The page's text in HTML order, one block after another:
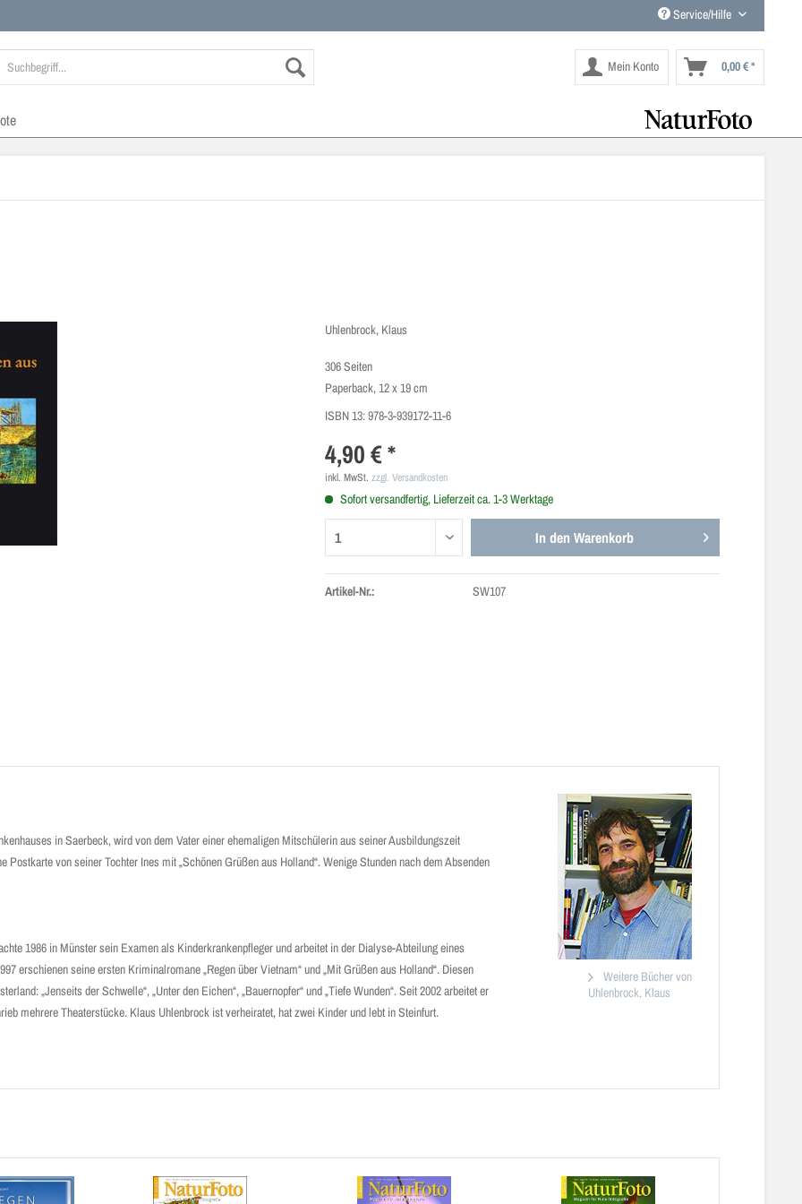
Service/Hilfe
Mein Konto 0,00 € *
Uhlenbrock, Klaus
306 Seiten
Paperback, 12 x 19 cm
ISBN 13:978-3-939172-11-6
4,90 € *
inkl. MwSt.zzgl. Versandkosten
Sofort versandfertig, Lieferzeit ca. 1-3 Werktage
In den Warenkorb
Artikel-Nr.: SW107
in Saerbeck, wird von dem Vater einer ehemaligen Mitschülerin aus seiner Ausbildungszeit
von seiner Tochter Ines mit „Schönen Grüßen aus Holland“. Wenige Stunden nach dem Absenden
1986 in Münster sein Examen als Kinder­­­­krankenpfleger und arbeitet in der Dialyse-Abteilung eines
erschienen seine ersten Kriminalromane „Regen über Vietnam“ und „Mit Grüßen aus Holland“. Diesen
„Jenseits der Schwelle“, „Unter den Eichen“, „Bauernopfer“ und „Tiefe Wunden“. Seit 2002 arbeitet er
meh­rere Theaterstücke. Klaus Uhlenbrock ist verheiratet, hat zwei Kinder und lebt in Steinfurt.
Weitere Bücher von
Uhlenbrock, Klaus